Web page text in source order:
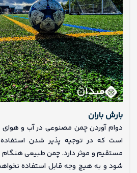
بارش باران
دوام آوردن چمن مصنوعی در آب و هوای
است که در توجیه پذیر شدن
مستقیم و موثر دارد. چمن طبیعی
شود و به هیچ وجه قابل استفاده